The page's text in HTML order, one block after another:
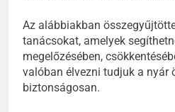
Az alábbiakban
tanácsokat, amelyek
megelőzésében,
valóban élvezni tudjuk a nyár
biztonságosan.